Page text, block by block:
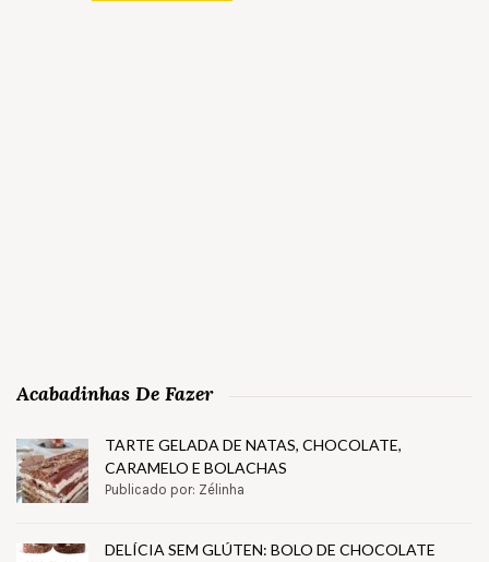
Acabadinhas De Fazer
TARTE GELADA DE NATAS, CHOCOLATE,
CARAMELO E BOLACHAS
Publicado por: Zélinha
DELÍCIA SEM GLÚTEN: BOLO DE CHOCOLATE